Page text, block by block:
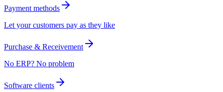
Payment methods​​​​‌ ‍ ​‍​‍‌‍ ‌ ​‍‌‍‍‌‌‍‌ ‌‍‍‌‌‍ ‍​‍​‍​ ‍‍​‍​‍‌ ​ ‌‍​‌‌‍ ‍‌‍‍‌‌ ‌​‌ ‍‌​‍ ‍‌‍‍‌‌‍ ​‍​‍​‍ ​​‍​‍‌‍‍​‌ ​‍‌‍‌‌‌‍‌‍​‍​‍​ ‍‍​‍​‍‌‍‍​‌ ‌​‌ ‌​‌ ​​​ ‍‍​‍ ​‍ ‌‍ ​‌‍ ‌‍​ ‌‍​‌‌‍ ​‌‍‍​‌‍ ‌ ​ ‌ ‌​​ ‍‍​ ​ ​ ​​​ ​​​ ​​​‍ ‌ ​ ‌ ‌​‌ ‌‌‌‍‌​‌‍‍‌‌‍ ​‍ ‌‍‍‌‌‍ ‍‌ ‌​‌‍‌‌‌‍ ‍‌ ‌​​‍ ‌‍‌‌‌‍‌​‌‍‍‌‌ ‌​​‍ ‌‍ ‌‌‍ ‌‍‌​‌‍‌‌​ ‌‌ ​​‌ ​‍‌‍‌‌‌ ​ ‌‍‌‌‌‍ ‍‌ ‌​‌‍​‌‌ ‌​‌‍‍‌‌‍ ‌‍ ‍​ ‍ ‌‍‍‌‌‍‌​​ ‌​ ​‌​ ‍​​ ‍​‌‍‌‍‌‍​ ​ ‌ ​ ​ ‌‍​ ​‍ ‌​ ​ ‌‍​‌​ ​​‌‍‌‌​‍ ‌​ ‌​​ ​ ​ ​‌​ ​​​‍ ‌​ ‍​‌‍‌‍​ ‍‌​ ​ ​‍ ‌‌‍​‌‌‍‌‍‌‍​ ‌‍​‍​ ‌‍‌‍​ ​ ​‌​ ​ ​ ‍‌​ ‍‌​ ‌‍‌‍​‍​ ‍ ‌ ‌​‌ ‍‌‌ ​​‌‍‌‌​ ‌‌‍ ‍‌‍​‌‌ ‌‍‌‍‍‌‌‍‌ ‌‍​‌‌ ‌​‌‍‍‌‌‍ ‌‍ ‍​ ‍ ‌ ​​‌‍​‌‌ ‌​‌‍‍​​ ‌‌‍ ‍‌‍​‌‌ ‌‍‌‍‍‌‌‍‌ ‌‍​‌‌ ‌​‌‍‍‌‌‍ ‌‍ ‍‌​‍‌‌ ‌​‌‍‌‌‌‍ ‌‌ ​ ​‍‌‌​ ‌‌‌​​‍‌‌ ‌‍‍ ‌‍‌‌‌ ‍‌​‍‌‌​ ​ ‌​‌​​‍‌‌​ ​ ‌​‌​​‍‌‌​ ​‍​ ​‍​ ​‌‌‍​‍​ ​​​ ‌‍‌‍‌​​ ​​​ ‌ ​ ‌​​ ​‍​ ‌‌​ ​‌​ ​‌​‍‌‌​ ​‍​ ​‍​‍‌‌​ ‌‌‌​‌​​‍ ‍‌‍​ ‌‍‍​‌‍‍‌‌‍ ​‌‍‌​‌ ​‍‌‍‌‌‌‍ ‍​‍‌‌​ ‌‌‌​​‍‌‌ ‌‍‍ ‌‍‌‌‌ ‍‌​‍‌‌​ ​ ‌​‌​​‍‌‌​ ​ ‌​‌​​‍‌‌​ ​‍​ ​‍‌‍‌‍​ ​​​ ​‌​ ‌‍​ ‌​​ ​ ​ ‌‌‌‍‌‍​ ​​​ ​ ​ ‌‍​ ​ ​‍‌‌​ ​‍​ ​‍​‍‌‌​ ‌‌‌​‌​​‍ ‍‌‍​ ‌‍‍​‌‍‍‌‌‍ ​‌‍‌​‌ ​‍‌‍‌‌‌‍ ‍​‍‌‌​ ‌‌‌​​‍‌‌ ‌‍‍ ‌‍‌‌‌ ‍‌​‍‌‌​ ​ ‌​‌​​‍‌‌​ ​ ‌​‌​​‍‌‌​ ​‍​ ​‍​ ‌​​ ‌ ​ ​‌​ ‌ ​ ‌‍​ ​‌​ ‌​​ ‌‍​ ​‌​ ​ ​ ‍​​ ‌‌​‍‌‌​ ​‍​ ​‍​‍‌‌​ ‌‌‌​‌​​‍ ‍‌ ‌​‌‍‍‌‌ ‌​‌‍ ​‌‍‌‌​ ‌‍​‍‌‍​‌‌ ​ ‌‍‌‌‌‌‌‌‌ ​‍‌‍ ​​ ‌‌‍‍​‌ ‌​‌ ‌​‌ ​​​‍‌‌​ ​ ‌​​‌​‍‌‌​ ​‍‌​‌‍​‍‌‌​ ​‍‌​‌‍‌‍ ​‌‍ ‌‍​ ‌‍​‌‌‍ ​‌‍‍​‌‍ ‌ ​ ‌ ‌​​‍‌‌​ ​ ‌​​‌​ ​ ​ ​​​ ​​​ ​​​‍‌‌​ ​‍‌​‌‍‌ ​ ‌ ‌​‌ ‌‌‌‍‌​‌‍‍‌‌‍ ​‍‌‍‌‍‍‌‌‍‌​​ ‌​ ​‌​ ‍​​ ‍​‌‍‌‍‌‍​ ​ ‌ ​ ​ ‌‍​ ​‍ ‌​ ​ ‌‍​‌​ ​​‌‍‌‌​‍ ‌​ ‌​​ ​ ​ ​‌​ ​​​‍ ‌​ ‍​‌‍‌‍​ ‍‌​ ​ ​‍ ‌‌‍​‌‌‍‌‍‌‍​ ‌‍​‍​ ‌‍‌‍​ ​ ​‌​ ​ ​ ‍‌​ ‍‌​ ‌‍‌‍​‍​‍‌‍‌ ‌​‌ ‍‌‌ ​​‌‍‌‌​ ‌‌‍ ‍‌‍​‌‌ ‌‍‌‍‍‌‌‍‌ ‌‍​‌‌ ‌​‌‍‍‌‌‍ ‌‍ ‍​‍‌‍‌ ​​‌‍​‌‌ ‌​‌‍‍​​ ‌‌‍ ‍‌‍​‌‌ ‌‍‌‍‍‌‌‍‌ ‌‍​‌‌ ‌​‌‍‍‌‌‍ ‌‍ ‍‌​‍‌‌ ‌​‌‍‌‌‌‍ ‌‌ ​ ​‍‌‌​ ‌‌‌​​‍‌‌ ‌‍‍ ‌‍‌‌‌ ‍‌​‍‌‌​ ​ ‌​‌​​‍‌‌​ ​ ‌​‌​​‍‌‌​ ​‍​ ​‍​ ​‌‌‍​‍​ ​​​ ‌‍‌‍‌​​ ​​​ ‌ ​ ‌​​ ​‍​ ‌‌​ ​‌​ ​‌​‍‌‌​ ​‍​ ​‍​‍‌‌​ ‌‌‌​‌​​‍ ‍‌‍​ ‌‍‍​‌‍‍‌‌‍ ​‌‍‌​‌ ​‍‌‍‌‌‌‍ ‍​‍‌‌​ ‌‌‌​​‍‌‌ ‌‍‍ ‌‍‌‌‌ ‍‌​‍‌‌​ ​ ‌​‌​​‍‌‌​ ​ ‌​‌​​‍‌‌​ ​‍​ ​‍‌‍‌‍​ ​​​ ​‌​ ‌‍​ ‌​​ ​ ​ ‌‌‌‍‌‍​ ​​​ ​ ​ ‌‍​ ​ ​‍‌‌​ ​‍​ ​‍​‍‌‌​ ‌‌‌​‌​​‍ ‍‌‍​ ‌‍‍​‌‍‍‌‌‍ ​‌‍‌​‌ ​‍‌‍‌‌‌‍ ‍​‍‌‌​ ‌‌‌​​‍‌‌ ‌‍‍ ‌‍‌‌‌ ‍‌​‍‌‌​ ​ ‌​‌​​‍‌‌​ ​ ‌​‌​​‍‌‌​ ​‍​ ​‍​ ‌​​ ‌ ​ ​‌​ ‌ ​ ‌‍​ ​‌​ ‌​​ ‌‍​ ​‌​ ​ ​ ‍​​ ‌‌​‍‌‌​ ​‍​ ​‍​‍‌‌​ ‌‌‌​‌​​‍ ‍‌ ‌​‌‍‍‌‌ ‌​‌‍ ​‌‍‌‌​‍‌‍‌ ​​‌‍‌‌‌ ​‍‌ ​ ‌ ​​‌‍‌‌‌‍​ ‌ ‌​‌‍‍‌‌ ‌‍‌‍‌‌​ ‌‌ ​​‌ ‌‌‌‍​‍‌‍ ​‌‍‍‌‌ ​ ‌‍‍​‌‍‌‌‌‍‌​​‍​‍‌ ‌
Let your customers pay as they like​​​​‌ ‍ ​‍​‍‌‍ ‌ ​‍‌‍‍‌‌‍‌ ‌‍‍‌‌‍ ‍​‍​‍​ ‍‍​‍​‍‌ ​ ‌‍​‌‌‍ ‍‌‍‍‌‌ ‌​‌ ‍‌​‍ ‍‌‍‍‌‌‍ ​‍​‍​‍ ​​‍​‍‌‍‍​‌ ​‍‌‍‌‌‌‍‌‍​‍​‍​ ‍‍​‍​‍‌‍‍​‌ ‌​‌ ‌​‌ ​​​ ‍‍​‍ ​‍ ‌‍ ​‌‍ ‌‍​ ‌‍​‌‌‍ ​‌‍‍​‌‍ ‌ ​ ‌ ‌​​ ‍‍​ ​ ​ ​​​ ​​​ ​​​‍ ‌ ​ ‌ ‌​‌ ‌‌‌‍‌​‌‍‍‌‌‍ ​‍ ‌‍‍‌‌‍ ‍‌ ‌​‌‍‌‌‌‍ ‍‌ ‌​​‍ ‌‍‌‌‌‍‌​‌‍‍‌‌ ‌​​‍ ‌‍ ‌‌‍ ‌‍‌​‌‍‌‌​ ‌‌ ​​‌ ​‍‌‍‌‌‌ ​ ‌‍‌‌‌‍ ‍‌ ‌​‌‍​‌‌ ‌​‌‍‍‌‌‍ ‌‍ ‍​ ‍ ‌‍‍‌‌‍‌​​ ‌​ ​‌​ ‍​​ ‍​‌‍‌‍‌‍​ ​ ‌ ​ ​ ‌‍​ ​‍ ‌​ ​ ‌‍​‌​ ​​‌‍‌‌​‍ ‌​ ‌​​ ​ ​ ​‌​ ​​​‍ ‌​ ‍​‌‍‌‍​ ‍‌​ ​ ​‍ ‌‌‍​‌‌‍‌‍‌‍​ ‌‍​‍​ ‌‍‌‍​ ​ ​‌​ ​ ​ ‍‌​ ‍‌​ ‌‍‌‍​‍​ ‍ ‌ ‌​‌ ‍‌‌ ​​‌‍‌‌​ ‌‌‍ ‍‌‍​‌‌ ‌‍‌‍‍‌‌‍‌ ‌‍​‌‌ ‌​‌‍‍‌‌‍ ‌‍ ‍​ ‍ ‌ ​​‌‍​‌‌ ‌​‌‍‍​​ ‌‌‍ ‍‌‍​‌‌ ‌‍‌‍‍‌‌‍‌ ‌‍​‌‌ ‌​‌‍‍‌‌‍ ‌‍ ‍‌​‍‌‌ ‌​‌‍‌‌‌‍ ‌‌ ​ ​‍‌‌​ ‌‌‌​​‍‌‌ ‌‍‍ ‌‍‌‌‌ ‍‌​‍‌‌​ ​ ‌​‌​​‍‌‌​ ​ ‌​‌​​‍‌‌​ ​‍​ ​‍​ ​‌‌‍​‍​ ​​​ ‌‍‌‍‌​​ ​​​ ‌ ​ ‌​​ ​‍​ ‌‌​ ​‌​ ​‌​‍‌‌​ ​‍​ ​‍​‍‌‌​ ‌‌‌​‌​​‍ ‍‌‍​ ‌‍‍​‌‍‍‌‌‍ ​‌‍‌​‌ ​‍‌‍‌‌‌‍ ‍​‍‌‌​ ‌‌‌​​‍‌‌ ‌‍‍ ‌‍‌‌‌ ‍‌​‍‌‌​ ​ ‌​‌​​‍‌‌​ ​ ‌​‌​​‍‌‌​ ​‍​ ​‍‌‍‌‍​ ​​​ ​‌​ ‌‍​ ‌​​ ​ ​ ‌‌‌‍‌‍​ ​​​ ​ ​ ‌‍​ ​ ​‍‌‌​ ​‍​ ​‍​‍‌‌​ ‌‌‌​‌​​‍ ‍‌‍​ ‌‍‍​‌‍‍‌‌‍ ​‌‍‌​‌ ​‍‌‍‌‌‌‍ ‍​‍‌‌​ ‌‌‌​​‍‌‌ ‌‍‍ ‌‍‌‌‌ ‍‌​‍‌‌​ ​ ‌​‌​​‍‌‌​ ​ ‌​‌​​‍‌‌​ ​‍​ ​‍​ ‌​​ ‌ ​ ​‌​ ‌ ​ ‌‍​ ​‌​ ‌​​ ‌‍​ ​‌​ ​ ​ ‍​​ ‌‌​‍‌‌​ ​‍​ ​‍​‍‌‌​ ‌‌‌​‌​​‍ ‍‌‍‌‌‌ ‍​‌‍​ ‌‍‌‌‌ ​‍‌ ​​‌ ‌​​ ‌‍​‍‌‍​‌‌ ​ ‌‍‌‌‌‌‌‌‌ ​‍‌‍ ​​ ‌‌‍‍​‌ ‌​‌ ‌​‌ ​​​‍‌‌​ ​ ‌​​‌​‍‌‌​ ​‍‌​‌‍​‍‌‌​ ​‍‌​‌‍‌‍ ​‌‍ ‌‍​ ‌‍​‌‌‍ ​‌‍‍​‌‍ ‌ ​ ‌ ‌​​‍‌‌​ ​ ‌​​‌​ ​ ​ ​​​ ​​​ ​​​‍‌‌​ ​‍‌​‌‍‌ ​ ‌ ‌​‌ ‌‌‌‍‌​‌‍‍‌‌‍ ​‍‌‍‌‍‍‌‌‍‌​​ ‌​ ​‌​ ‍​​ ‍​‌‍‌‍‌‍​ ​ ‌ ​ ​ ‌‍​ ​‍ ‌​ ​ ‌‍​‌​ ​​‌‍‌‌​‍ ‌​ ‌​​ ​ ​ ​‌​ ​​​‍ ‌​ ‍​‌‍‌‍​ ‍‌​ ​ ​‍ ‌‌‍​‌‌‍‌‍‌‍​ ‌‍​‍​ ‌‍‌‍​ ​ ​‌​ ​ ​ ‍‌​ ‍‌​ ‌‍‌‍​‍​‍‌‍‌ ‌​‌ ‍‌‌ ​​‌‍‌‌​ ‌‌‍ ‍‌‍​‌‌ ‌‍‌‍‍‌‌‍‌ ‌‍​‌‌ ‌​‌‍‍‌‌‍ ‌‍ ‍​‍‌‍‌ ​​‌‍​‌‌ ‌​‌‍‍​​ ‌‌‍ ‍‌‍​‌‌ ‌‍‌‍‍‌‌‍‌ ‌‍​‌‌ ‌​‌‍‍‌‌‍ ‌‍ ‍‌​‍‌‌ ‌​‌‍‌‌‌‍ ‌‌ ​ ​‍‌‌​ ‌‌‌​​‍‌‌ ‌‍‍ ‌‍‌‌‌ ‍‌​‍‌‌​ ​ ‌​‌​​‍‌‌​ ​ ‌​‌​​‍‌‌​ ​‍​ ​‍​ ​‌‌‍​‍​ ​​​ ‌‍‌‍‌​​ ​​​ ‌ ​ ‌​​ ​‍​ ‌‌​ ​‌​ ​‌​‍‌‌​ ​‍​ ​‍​‍‌‌​ ‌‌‌​‌​​‍ ‍‌‍​ ‌‍‍​‌‍‍‌‌‍ ​‌‍‌​‌ ​‍‌‍‌‌‌‍ ‍​‍‌‌​ ‌‌‌​​‍‌‌ ‌‍‍ ‌‍‌‌‌ ‍‌​‍‌‌​ ​ ‌​‌​​‍‌‌​ ​ ‌​‌​​‍‌‌​ ​‍​ ​‍‌‍‌‍​ ​​​ ​‌​ ‌‍​ ‌​​ ​ ​ ‌‌‌‍‌‍​ ​​​ ​ ​ ‌‍​ ​ ​‍‌‌​ ​‍​ ​‍​‍‌‌​ ‌‌‌​‌​​‍ ‍‌‍​ ‌‍‍​‌‍‍‌‌‍ ​‌‍‌​‌ ​‍‌‍‌‌‌‍ ‍​‍‌‌​ ‌‌‌​​‍‌‌ ‌‍‍ ‌‍‌‌‌ ‍‌​‍‌‌​ ​ ‌​‌​​‍‌‌​ ​ ‌​‌​​‍‌‌​ ​‍​ ​‍​ ‌​​ ‌ ​ ​‌​ ‌ ​ ‌‍​ ​‌​ ‌​​ ‌‍​ ​‌​ ​ ​ ‍​​ ‌‌​‍‌‌​ ​‍​ ​‍​‍‌‌​ ‌‌‌​‌​​‍ ‍‌‍‌‌‌ ‍​‌‍​ ‌‍‌‌‌ ​‍‌ ​​‌ ‌​​‍‌‍‌ ​​‌‍‌‌‌ ​‍‌ ​ ‌ ​​‌‍‌‌‌‍​ ‌ ‌​‌‍‍‌‌ ‌‍‌‍‌‌​ ‌‌ ​​‌ ‌‌‌‍​‍‌‍ ​‌‍‍‌‌ ​ ‌‍‍​‌‍‌‌‌‍‌​​‍​‍‌ ‌
Purchase & Receivement​​​​‌ ‍ ​‍​‍‌‍ ‌ ​‍‌‍‍‌‌‍‌ ‌‍‍‌‌‍ ‍​‍​‍​ ‍‍​‍​‍‌ ​ ‌‍​‌‌‍ ‍‌‍‍‌‌ ‌​‌ ‍‌​‍ ‍‌‍‍‌‌‍ ​‍​‍​‍ ​​‍​‍‌‍‍​‌ ​‍‌‍‌‌‌‍‌‍​‍​‍​ ‍‍​‍​‍‌‍‍​‌ ‌​‌ ‌​‌ ​​​ ‍‍​‍ ​‍ ‌‍ ​‌‍ ‌‍​ ‌‍​‌‌‍ ​‌‍‍​‌‍ ‌ ​ ‌ ‌​​ ‍‍​ ​ ​ ​​​ ​​​ ​​​‍ ‌ ​ ‌ ‌​‌ ‌‌‌‍‌​‌‍‍‌‌‍ ​‍ ‌‍‍‌‌‍ ‍‌ ‌​‌‍‌‌‌‍ ‍‌ ‌​​‍ ‌‍‌‌‌‍‌​‌‍‍‌‌ ‌​​‍ ‌‍ ‌‌‍ ‌‍‌​‌‍‌‌​ ‌‌ ​​‌ ​‍‌‍‌‌‌ ​ ‌‍‌‌‌‍ ‍‌ ‌​‌‍​‌‌ ‌​‌‍‍‌‌‍ ‌‍ ‍​ ‍ ‌‍‍‌‌‍‌​​ ‌​ ​‌​ ‍​​ ‍​‌‍‌‍‌‍​ ​ ‌ ​ ​ ‌‍​ ​‍ ‌​ ​ ‌‍​‌​ ​​‌‍‌‌​‍ ‌​ ‌​​ ​ ​ ​‌​ ​​​‍ ‌​ ‍​‌‍‌‍​ ‍‌​ ​ ​‍ ‌‌‍​‌‌‍‌‍‌‍​ ‌‍​‍​ ‌‍‌‍​ ​ ​‌​ ​ ​ ‍‌​ ‍‌​ ‌‍‌‍​‍​ ‍ ‌ ‌​‌ ‍‌‌ ​​‌‍‌‌​ ‌‌‍ ‍‌‍​‌‌ ‌‍‌‍‍‌‌‍‌ ‌‍​‌‌ ‌​‌‍‍‌‌‍ ‌‍ ‍​ ‍ ‌ ​​‌‍​‌‌ ‌​‌‍‍​​ ‌‌‍ ‍‌‍​‌‌ ‌‍‌‍‍‌‌‍‌ ‌‍​‌‌ ‌​‌‍‍‌‌‍ ‌‍ ‍‌​‍‌‌ ‌​‌‍‌‌‌‍ ‌‌ ​ ​‍‌‌​ ‌‌‌​​‍‌‌ ‌‍‍ ‌‍‌‌‌ ‍‌​‍‌‌​ ​ ‌​‌​​‍‌‌​ ​ ‌​‌​​‍‌‌​ ​‍​ ​‍​ ​‌‌‍​‍​ ​​​ ‌‍‌‍‌​​ ​​​ ‌ ​ ‌​​ ​‍​ ‌‌​ ​‌​ ​‌​‍‌‌​ ​‍​ ​‍​‍‌‌​ ‌‌‌​‌​​‍ ‍‌‍​ ‌‍‍​‌‍‍‌‌‍ ​‌‍‌​‌ ​‍‌‍‌‌‌‍ ‍​‍‌‌​ ‌‌‌​​‍‌‌ ‌‍‍ ‌‍‌‌‌ ‍‌​‍‌‌​ ​ ‌​‌​​‍‌‌​ ​ ‌​‌​​‍‌‌​ ​‍​ ​‍‌‍‌‍​ ​​​ ​‌​ ‌‍​ ‌​​ ​ ​ ‌‌‌‍‌‍​ ​​​ ​ ​ ‌‍​ ​ ​‍‌‌​ ​‍​ ​‍​‍‌‌​ ‌‌‌​‌​​‍ ‍‌‍​ ‌‍‍​‌‍‍‌‌‍ ​‌‍‌​‌ ​‍‌‍‌‌‌‍ ‍​‍‌‌​ ‌‌‌​​‍‌‌ ‌‍‍ ‌‍‌‌‌ ‍‌​‍‌‌​ ​ ‌​‌​​‍‌‌​ ​ ‌​‌​​‍‌‌​ ​‍​ ​‍​ ​‌​ ​ ​ ‍‌​ ‌ ​ ​​​ ‌‍‌‍​‌‌‍‌‍‌‍​‍​ ​​​ ‌ ‌‍‌‍​ ​‌‌‍‌​‌‍​ ​ ​‍‌‍‌​​ ‍‌​ ‌ ​ ​‍​ ​‍​ ‌​‌‍​‌​ ‌​‌‍​‍​ ‌​​ ​‌​ ‌ ‌‍‌‌​ ‌‍​ ​‍​ ‌​​‍‌‌​ ​‍​ ​‍​‍‌‌​ ‌‌‌​‌​​‍ ‍‌ ‌​‌‍‍‌‌ ‌​‌‍ ​‌‍‌‌​ ‌‍​‍‌‍​‌‌ ​ ‌‍‌‌‌‌‌‌‌ ​‍‌‍ ​​ ‌‌‍‍​‌ ‌​‌ ‌​‌ ​​​‍‌‌​ ​ ‌​​‌​‍‌‌​ ​‍‌​‌‍​‍‌‌​ ​‍‌​‌‍‌‍ ​‌‍ ‌‍​ ‌‍​‌‌‍ ​‌‍‍​‌‍ ‌ ​ ‌ ‌​​‍‌‌​ ​ ‌​​‌​ ​ ​ ​​​ ​​​ ​​​‍‌‌​ ​‍‌​‌‍‌ ​ ‌ ‌​‌ ‌‌‌‍‌​‌‍‍‌‌‍ ​‍‌‍‌‍‍‌‌‍‌​​ ‌​ ​‌​ ‍​​ ‍​‌‍‌‍‌‍​ ​ ‌ ​ ​ ‌‍​ ​‍ ‌​ ​ ‌‍​‌​ ​​‌‍‌‌​‍ ‌​ ‌​​ ​ ​ ​‌​ ​​​‍ ‌​ ‍​‌‍‌‍​ ‍‌​ ​ ​‍ ‌‌‍​‌‌‍‌‍‌‍​ ‌‍​‍​ ‌‍‌‍​ ​ ​‌​ ​ ​ ‍‌​ ‍‌​ ‌‍‌‍​‍​‍‌‍‌ ‌​‌ ‍‌‌ ​​‌‍‌‌​ ‌‌‍ ‍‌‍​‌‌ ‌‍‌‍‍‌‌‍‌ ‌‍​‌‌ ‌​‌‍‍‌‌‍ ‌‍ ‍​‍‌‍‌ ​​‌‍​‌‌ ‌​‌‍‍​​ ‌‌‍ ‍‌‍​‌‌ ‌‍‌‍‍‌‌‍‌ ‌‍​‌‌ ‌​‌‍‍‌‌‍ ‌‍ ‍‌​‍‌‌ ‌​‌‍‌‌‌‍ ‌‌ ​ ​‍‌‌​ ‌‌‌​​‍‌‌ ‌‍‍ ‌‍‌‌‌ ‍‌​‍‌‌​ ​ ‌​‌​​‍‌‌​ ​ ‌​‌​​‍‌‌​ ​‍​ ​‍​ ​‌‌‍​‍​ ​​​ ‌‍‌‍‌​​ ​​​ ‌ ​ ‌​​ ​‍​ ‌‌​ ​‌​ ​‌​‍‌‌​ ​‍​ ​‍​‍‌‌​ ‌‌‌​‌​​‍ ‍‌‍​ ‌‍‍​‌‍‍‌‌‍ ​‌‍‌​‌ ​‍‌‍‌‌‌‍ ‍​‍‌‌​ ‌‌‌​​‍‌‌ ‌‍‍ ‌‍‌‌‌ ‍‌​‍‌‌​ ​ ‌​‌​​‍‌‌​ ​ ‌​‌​​‍‌‌​ ​‍​ ​‍‌‍‌‍​ ​​​ ​‌​ ‌‍​ ‌​​ ​ ​ ‌‌‌‍‌‍​ ​​​ ​ ​ ‌‍​ ​ ​‍‌‌​ ​‍​ ​‍​‍‌‌​ ‌‌‌​‌​​‍ ‍‌‍​ ‌‍‍​‌‍‍‌‌‍ ​‌‍‌​‌ ​‍‌‍‌‌‌‍ ‍​‍‌‌​ ‌‌‌​​‍‌‌ ‌‍‍ ‌‍‌‌‌ ‍‌​‍‌‌​ ​ ‌​‌​​‍‌‌​ ​ ‌​‌​​‍‌‌​ ​‍​ ​‍​ ​‌​ ​ ​ ‍‌​ ‌ ​ ​​​ ‌‍‌‍​‌‌‍‌‍‌‍​‍​ ​​​ ‌ ‌‍‌‍​ ​‌‌‍‌​‌‍​ ​ ​‍‌‍‌​​ ‍‌​ ‌ ​ ​‍​ ​‍​ ‌​‌‍​‌​ ‌​‌‍​‍​ ‌​​ ​‌​ ‌ ‌‍‌‌​ ‌‍​ ​‍​ ‌​​‍‌‌​ ​‍​ ​‍​‍‌‌​ ‌‌‌​‌​​‍ ‍‌ ‌​‌‍‍‌‌ ‌​‌‍ ​‌‍‌‌​‍‌‍‌ ​​‌‍‌‌‌ ​‍‌ ​ ‌ ​​‌‍‌‌‌‍​ ‌ ‌​‌‍‍‌‌ ‌‍‌‍‌‌​ ‌‌ ​​‌ ‌‌‌‍​‍‌‍ ​‌‍‍‌‌ ​ ‌‍‍​‌‍‌‌‌‍‌​​‍​‍‌ ‌
No ERP? No problem​​​​‌ ‍ ​‍​‍‌‍ ‌ ​‍‌‍‍‌‌‍‌ ‌‍‍‌‌‍ ‍​‍​‍​ ‍‍​‍​‍‌ ​ ‌‍​‌‌‍ ‍‌‍‍‌‌ ‌​‌ ‍‌​‍ ‍‌‍‍‌‌‍ ​‍​‍​‍ ​​‍​‍‌‍‍​‌ ​‍‌‍‌‌‌‍‌‍​‍​‍​ ‍‍​‍​‍‌‍‍​‌ ‌​‌ ‌​‌ ​​​ ‍‍​‍ ​‍ ‌‍ ​‌‍ ‌‍​ ‌‍​‌‌‍ ​‌‍‍​‌‍ ‌ ​ ‌ ‌​​ ‍‍​ ​ ​ ​​​ ​​​ ​​​‍ ‌ ​ ‌ ‌​‌ ‌‌‌‍‌​‌‍‍‌‌‍ ​‍ ‌‍‍‌‌‍ ‍‌ ‌​‌‍‌‌‌‍ ‍‌ ‌​​‍ ‌‍‌‌‌‍‌​‌‍‍‌‌ ‌​​‍ ‌‍ ‌‌‍ ‌‍‌​‌‍‌‌​ ‌‌ ​​‌ ​‍‌‍‌‌‌ ​ ‌‍‌‌‌‍ ‍‌ ‌​‌‍​‌‌ ‌​‌‍‍‌‌‍ ‌‍ ‍​ ‍ ‌‍‍‌‌‍‌​​ ‌​ ​‌​ ‍​​ ‍​‌‍‌‍‌‍​ ​ ‌ ​ ​ ‌‍​ ​‍ ‌​ ​ ‌‍​‌​ ​​‌‍‌‌​‍ ‌​ ‌​​ ​ ​ ​‌​ ​​​‍ ‌​ ‍​‌‍‌‍​ ‍‌​ ​ ​‍ ‌‌‍​‌‌‍‌‍‌‍​ ‌‍​‍​ ‌‍‌‍​ ​ ​‌​ ​ ​ ‍‌​ ‍‌​ ‌‍‌‍​‍​ ‍ ‌ ‌​‌ ‍‌‌ ​​‌‍‌‌​ ‌‌‍ ‍‌‍​‌‌ ‌‍‌‍‍‌‌‍‌ ‌‍​‌‌ ‌​‌‍‍‌‌‍ ‌‍ ‍​ ‍ ‌ ​​‌‍​‌‌ ‌​‌‍‍​​ ‌‌‍ ‍‌‍​‌‌ ‌‍‌‍‍‌‌‍‌ ‌‍​‌‌ ‌​‌‍‍‌‌‍ ‌‍ ‍‌​‍‌‌ ‌​‌‍‌‌‌‍ ‌‌ ​ ​‍‌‌​ ‌‌‌​​‍‌‌ ‌‍‍ ‌‍‌‌‌ ‍‌​‍‌‌​ ​ ‌​‌​​‍‌‌​ ​ ‌​‌​​‍‌‌​ ​‍​ ​‍​ ​‌‌‍​‍​ ​​​ ‌‍‌‍‌​​ ​​​ ‌ ​ ‌​​ ​‍​ ‌‌​ ​‌​ ​‌​‍‌‌​ ​‍​ ​‍​‍‌‌​ ‌‌‌​‌​​‍ ‍‌‍​ ‌‍‍​‌‍‍‌‌‍ ​‌‍‌​‌ ​‍‌‍‌‌‌‍ ‍​‍‌‌​ ‌‌‌​​‍‌‌ ‌‍‍ ‌‍‌‌‌ ‍‌​‍‌‌​ ​ ‌​‌​​‍‌‌​ ​ ‌​‌​​‍‌‌​ ​‍​ ​‍‌‍‌‍​ ​​​ ​‌​ ‌‍​ ‌​​ ​ ​ ‌‌‌‍‌‍​ ​​​ ​ ​ ‌‍​ ​ ​‍‌‌​ ​‍​ ​‍​‍‌‌​ ‌‌‌​‌​​‍ ‍‌‍​ ‌‍‍​‌‍‍‌‌‍ ​‌‍‌​‌ ​‍‌‍‌‌‌‍ ‍​‍‌‌​ ‌‌‌​​‍‌‌ ‌‍‍ ‌‍‌‌‌ ‍‌​‍‌‌​ ​ ‌​‌​​‍‌‌​ ​ ‌​‌​​‍‌‌​ ​‍​ ​‍​ ​‌​ ​ ​ ‍‌​ ‌ ​ ​​​ ‌‍‌‍​‌‌‍‌‍‌‍​‍​ ​​​ ‌ ‌‍‌‍​ ​‌‌‍‌​‌‍​ ​ ​‍‌‍‌​​ ‍‌​ ‌ ​ ​‍​ ​‍​ ‌​‌‍​‌​ ‌​‌‍​‍​ ‌​​ ​‌​ ‌ ‌‍‌‌​ ‌‍​ ​‍​ ‌​​‍‌‌​ ​‍​ ​‍​‍‌‌​ ‌‌‌​‌​​‍ ‍‌‍‌‌‌ ‍​‌‍​ ‌‍‌‌‌ ​‍‌ ​​‌ ‌​​ ‌‍​‍‌‍​‌‌ ​ ‌‍‌‌‌‌‌‌‌ ​‍‌‍ ​​ ‌‌‍‍​‌ ‌​‌ ‌​‌ ​​​‍‌‌​ ​ ‌​​‌​‍‌‌​ ​‍‌​‌‍​‍‌‌​ ​‍‌​‌‍‌‍ ​‌‍ ‌‍​ ‌‍​‌‌‍ ​‌‍‍​‌‍ ‌ ​ ‌ ‌​​‍‌‌​ ​ ‌​​‌​ ​ ​ ​​​ ​​​ ​​​‍‌‌​ ​‍‌​‌‍‌ ​ ‌ ‌​‌ ‌‌‌‍‌​‌‍‍‌‌‍ ​‍‌‍‌‍‍‌‌‍‌​​ ‌​ ​‌​ ‍​​ ‍​‌‍‌‍‌‍​ ​ ‌ ​ ​ ‌‍​ ​‍ ‌​ ​ ‌‍​‌​ ​​‌‍‌‌​‍ ‌​ ‌​​ ​ ​ ​‌​ ​​​‍ ‌​ ‍​‌‍‌‍​ ‍‌​ ​ ​‍ ‌‌‍​‌‌‍‌‍‌‍​ ‌‍​‍​ ‌‍‌‍​ ​ ​‌​ ​ ​ ‍‌​ ‍‌​ ‌‍‌‍​‍​‍‌‍‌ ‌​‌ ‍‌‌ ​​‌‍‌‌​ ‌‌‍ ‍‌‍​‌‌ ‌‍‌‍‍‌‌‍‌ ‌‍​‌‌ ‌​‌‍‍‌‌‍ ‌‍ ‍​‍‌‍‌ ​​‌‍​‌‌ ‌​‌‍‍​​ ‌‌‍ ‍‌‍​‌‌ ‌‍‌‍‍‌‌‍‌ ‌‍​‌‌ ‌​‌‍‍‌‌‍ ‌‍ ‍‌​‍‌‌ ‌​‌‍‌‌‌‍ ‌‌ ​ ​‍‌‌​ ‌‌‌​​‍‌‌ ‌‍‍ ‌‍‌‌‌ ‍‌​‍‌‌​ ​ ‌​‌​​‍‌‌​ ​ ‌​‌​​‍‌‌​ ​‍​ ​‍​ ​‌‌‍​‍​ ​​​ ‌‍‌‍‌​​ ​​​ ‌ ​ ‌​​ ​‍​ ‌‌​ ​‌​ ​‌​‍‌‌​ ​‍​ ​‍​‍‌‌​ ‌‌‌​‌​​‍ ‍‌‍​ ‌‍‍​‌‍‍‌‌‍ ​‌‍‌​‌ ​‍‌‍‌‌‌‍ ‍​‍‌‌​ ‌‌‌​​‍‌‌ ‌‍‍ ‌‍‌‌‌ ‍‌​‍‌‌​ ​ ‌​‌​​‍‌‌​ ​ ‌​‌​​‍‌‌​ ​‍​ ​‍‌‍‌‍​ ​​​ ​‌​ ‌‍​ ‌​​ ​ ​ ‌‌‌‍‌‍​ ​​​ ​ ​ ‌‍​ ​ ​‍‌‌​ ​‍​ ​‍​‍‌‌​ ‌‌‌​‌​​‍ ‍‌‍​ ‌‍‍​‌‍‍‌‌‍ ​‌‍‌​‌ ​‍‌‍‌‌‌‍ ‍​‍‌‌​ ‌‌‌​​‍‌‌ ‌‍‍ ‌‍‌‌‌ ‍‌​‍‌‌​ ​ ‌​‌​​‍‌‌​ ​ ‌​‌​​‍‌‌​ ​‍​ ​‍​ ​‌​ ​ ​ ‍‌​ ‌ ​ ​​​ ‌‍‌‍​‌‌‍‌‍‌‍​‍​ ​​​ ‌ ‌‍‌‍​ ​‌‌‍‌​‌‍​ ​ ​‍‌‍‌​​ ‍‌​ ‌ ​ ​‍​ ​‍​ ‌​‌‍​‌​ ‌​‌‍​‍​ ‌​​ ​‌​ ‌ ‌‍‌‌​ ‌‍​ ​‍​ ‌​​‍‌‌​ ​‍​ ​‍​‍‌‌​ ‌‌‌​‌​​‍ ‍‌‍‌‌‌ ‍​‌‍​ ‌‍‌‌‌ ​‍‌ ​​‌ ‌​​‍‌‍‌ ​​‌‍‌‌‌ ​‍‌ ​ ‌ ​​‌‍‌‌‌‍​ ‌ ‌​‌‍‍‌‌ ‌‍‌‍‌‌​ ‌‌ ​​‌ ‌‌‌‍​‍‌‍ ​‌‍‍‌‌ ​ ‌‍‍​‌‍‌‌‌‍‌​​‍​‍‌ ‌
Software clients​​​​‌ ‍ ​‍​‍‌‍ ‌ ​‍‌‍‍‌‌‍‌ ‌‍‍‌‌‍ ‍​‍​‍​ ‍‍​‍​‍‌ ​ ‌‍​‌‌‍ ‍‌‍‍‌‌ ‌​‌ ‍‌​‍ ‍‌‍‍‌‌‍ ​‍​‍​‍ ​​‍​‍‌‍‍​‌ ​‍‌‍‌‌‌‍‌‍​‍​‍​ ‍‍​‍​‍‌‍‍​‌ ‌​‌ ‌​‌ ​​​ ‍‍​‍ ​‍ ‌‍ ​‌‍ ‌‍​ ‌‍​‌‌‍ ​‌‍‍​‌‍ ‌ ​ ‌ ‌​​ ‍‍​ ​ ​ ​​​ ​​​ ​​​‍ ‌ ​ ‌ ‌​‌ ‌‌‌‍‌​‌‍‍‌‌‍ ​‍ ‌‍‍‌‌‍ ‍‌ ‌​‌‍‌‌‌‍ ‍‌ ‌​​‍ ‌‍‌‌‌‍‌​‌‍‍‌‌ ‌​​‍ ‌‍ ‌‌‍ ‌‍‌​‌‍‌‌​ ‌‌ ​​‌ ​‍‌‍‌‌‌ ​ ‌‍‌‌‌‍ ‍‌ ‌​‌‍​‌‌ ‌​‌‍‍‌‌‍ ‌‍ ‍​ ‍ ‌‍‍‌‌‍‌​​ ‌​ ​‌​ ‍​​ ‍​‌‍‌‍‌‍​ ​ ‌ ​ ​ ‌‍​ ​‍ ‌​ ​ ‌‍​‌​ ​​‌‍‌‌​‍ ‌​ ‌​​ ​ ​ ​‌​ ​​​‍ ‌​ ‍​‌‍‌‍​ ‍‌​ ​ ​‍ ‌‌‍​‌‌‍‌‍‌‍​ ‌‍​‍​ ‌‍‌‍​ ​ ​‌​ ​ ​ ‍‌​ ‍‌​ ‌‍‌‍​‍​ ‍ ‌ ‌​‌ ‍‌‌ ​​‌‍‌‌​ ‌‌‍ ‍‌‍​‌‌ ‌‍‌‍‍‌‌‍‌ ‌‍​‌‌ ‌​‌‍‍‌‌‍ ‌‍ ‍​ ‍ ‌ ​​‌‍​‌‌ ‌​‌‍‍​​ ‌‌‍ ‍‌‍​‌‌ ‌‍‌‍‍‌‌‍‌ ‌‍​‌‌ ‌​‌‍‍‌‌‍ ‌‍ ‍‌​‍‌‌ ‌​‌‍‌‌‌‍ ‌‌ ​ ​‍‌‌​ ‌‌‌​​‍‌‌ ‌‍‍ ‌‍‌‌‌ ‍‌​‍‌‌​ ​ ‌​‌​​‍‌‌​ ​ ‌​‌​​‍‌‌​ ​‍​ ​‍​ ​‌‌‍​‍​ ​​​ ‌‍‌‍‌​​ ​​​ ‌ ​ ‌​​ ​‍​ ‌‌​ ​‌​ ​‌​‍‌‌​ ​‍​ ​‍​‍‌‌​ ‌‌‌​‌​​‍ ‍‌‍​ ‌‍‍​‌‍‍‌‌‍ ​‌‍‌​‌ ​‍‌‍‌‌‌‍ ‍​‍‌‌​ ‌‌‌​​‍‌‌ ‌‍‍ ‌‍‌‌‌ ‍‌​‍‌‌​ ​ ‌​‌​​‍‌‌​ ​ ‌​‌​​‍‌‌​ ​‍​ ​‍‌‍‌‍​ ​​​ ​‌​ ‌‍​ ‌​​ ​ ​ ‌‌‌‍‌‍​ ​​​ ​ ​ ‌‍​ ​ ​‍‌‌​ ​‍​ ​‍​‍‌‌​ ‌‌‌​‌​​‍ ‍‌‍​ ‌‍‍​‌‍‍‌‌‍ ​‌‍‌​‌ ​‍‌‍‌‌‌‍ ‍​‍‌‌​ ‌‌‌​​‍‌‌ ‌‍‍ ‌‍‌‌‌ ‍‌​‍‌‌​ ​ ‌​‌​​‍‌‌​ ​ ‌​‌​​‍‌‌​ ​‍​ ​‍‌‍‌‍‌‍‌‍​ ‍​​ ‌ ​ ‌‍​ ‌​‌‍‌‍​ ​​‌‍​ ‌‍‌​​ ‍‌‌‍​‌​‍‌‌​ ​‍​ ​‍​‍‌‌​ ‌‌‌​‌​​‍ ‍‌ ‌​‌‍‍‌‌ ‌​‌‍ ​‌‍‌‌​ ‌‍​‍‌‍​‌‌ ​ ‌‍‌‌‌‌‌‌‌ ​‍‌‍ ​​ ‌‌‍‍​‌ ‌​‌ ‌​‌ ​​​‍‌‌​ ​ ‌​​‌​‍‌‌​ ​‍‌​‌‍​‍‌‌​ ​‍‌​‌‍‌‍ ​‌‍ ‌‍​ ‌‍​‌‌‍ ​‌‍‍​‌‍ ‌ ​ ‌ ‌​​‍‌‌​ ​ ‌​​‌​ ​ ​ ​​​ ​​​ ​​​‍‌‌​ ​‍‌​‌‍‌ ​ ‌ ‌​‌ ‌‌‌‍‌​‌‍‍‌‌‍ ​‍‌‍‌‍‍‌‌‍‌​​ ‌​ ​‌​ ‍​​ ‍​‌‍‌‍‌‍​ ​ ‌ ​ ​ ‌‍​ ​‍ ‌​ ​ ‌‍​‌​ ​​‌‍‌‌​‍ ‌​ ‌​​ ​ ​ ​‌​ ​​​‍ ‌​ ‍​‌‍‌‍​ ‍‌​ ​ ​‍ ‌‌‍​‌‌‍‌‍‌‍​ ‌‍​‍​ ‌‍‌‍​ ​ ​‌​ ​ ​ ‍‌​ ‍‌​ ‌‍‌‍​‍​‍‌‍‌ ‌​‌ ‍‌‌ ​​‌‍‌‌​ ‌‌‍ ‍‌‍​‌‌ ‌‍‌‍‍‌‌‍‌ ‌‍​‌‌ ‌​‌‍‍‌‌‍ ‌‍ ‍​‍‌‍‌ ​​‌‍​‌‌ ‌​‌‍‍​​ ‌‌‍ ‍‌‍​‌‌ ‌‍‌‍‍‌‌‍‌ ‌‍​‌‌ ‌​‌‍‍‌‌‍ ‌‍ ‍‌​‍‌‌ ‌​‌‍‌‌‌‍ ‌‌ ​ ​‍‌‌​ ‌‌‌​​‍‌‌ ‌‍‍ ‌‍‌‌‌ ‍‌​‍‌‌​ ​ ‌​‌​​‍‌‌​ ​ ‌​‌​​‍‌‌​ ​‍​ ​‍​ ​‌‌‍​‍​ ​​​ ‌‍‌‍‌​​ ​​​ ‌ ​ ‌​​ ​‍​ ‌‌​ ​‌​ ​‌​‍‌‌​ ​‍​ ​‍​‍‌‌​ ‌‌‌​‌​​‍ ‍‌‍​ ‌‍‍​‌‍‍‌‌‍ ​‌‍‌​‌ ​‍‌‍‌‌‌‍ ‍​‍‌‌​ ‌‌‌​​‍‌‌ ‌‍‍ ‌‍‌‌‌ ‍‌​‍‌‌​ ​ ‌​‌​​‍‌‌​ ​ ‌​‌​​‍‌‌​ ​‍​ ​‍‌‍‌‍​ ​​​ ​‌​ ‌‍​ ‌​​ ​ ​ ‌‌‌‍‌‍​ ​​​ ​ ​ ‌‍​ ​ ​‍‌‌​ ​‍​ ​‍​‍‌‌​ ‌‌‌​‌​​‍ ‍‌‍​ ‌‍‍​‌‍‍‌‌‍ ​‌‍‌​‌ ​‍‌‍‌‌‌‍ ‍​‍‌‌​ ‌‌‌​​‍‌‌ ‌‍‍ ‌‍‌‌‌ ‍‌​‍‌‌​ ​ ‌​‌​​‍‌‌​ ​ ‌​‌​​‍‌‌​ ​‍​ ​‍‌‍‌‍‌‍‌‍​ ‍​​ ‌ ​ ‌‍​ ‌​‌‍‌‍​ ​​‌‍​ ‌‍‌​​ ‍‌‌‍​‌​‍‌‌​ ​‍​ ​‍​‍‌‌​ ‌‌‌​‌​​‍ ‍‌ ‌​‌‍‍‌‌ ‌​‌‍ ​‌‍‌‌​‍‌‍‌ ​​‌‍‌‌‌ ​‍‌ ​ ‌ ​​‌‍‌‌‌‍​ ‌ ‌​‌‍‍‌‌ ‌‍‌‍‌‌​ ‌‌ ​​‌ ‌‌‌‍​‍‌‍ ​‌‍‍‌‌ ​ ‌‍‍​‌‍‌‌‌‍‌​​‍​‍‌ ‌